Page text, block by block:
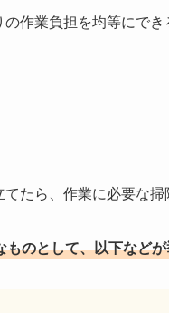
作業負担を均等にで
たら、作業に必要な掃
のとして、以下など